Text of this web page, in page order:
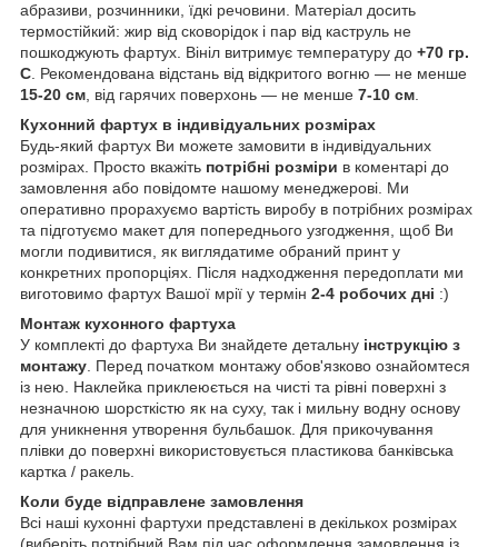
абразиви, розчинники, їдкі речовини. Матеріал досить
термостійкий: жир від сковорідок і пар від каструль не
пошкоджують фартух. Вініл витримує температуру до +70 гр.
С. Рекомендована відстань від відкритого вогню — не менше
15-20 см, від гарячих поверхонь — не менше 7-10 см.
Кухонний фартух в індивідуальних розмірах
Будь-який фартух Ви можете замовити в індивідуальних
розмірах. Просто вкажіть потрібні розміри в коментарі до
замовлення або повідомте нашому менеджерові. Ми
оперативно прорахуємо вартість виробу в потрібних розмірах
та підготуємо макет для попереднього узгодження, щоб Ви
могли подивитися, як виглядатиме обраний принт у
конкретних пропорціях. Після надходження передоплати ми
виготовимо фартух Вашої мрії у термін 2-4 робочих дні :)
Монтаж кухонного фартуха
У комплекті до фартуха Ви знайдете детальну інструкцію з
монтажу. Перед початком монтажу обов'язково ознайомтеся
із нею. Наклейка приклеюється на чисті та рівні поверхні з
незначною шорсткістю як на суху, так і мильну водну основу
для уникнення утворення бульбашок. Для прикочування
плівки до поверхні використовується пластикова банківська
картка / ракель.
Коли буде відправлене замовлення
Всі наші кухонні фартухи представлені в декількох розмірах